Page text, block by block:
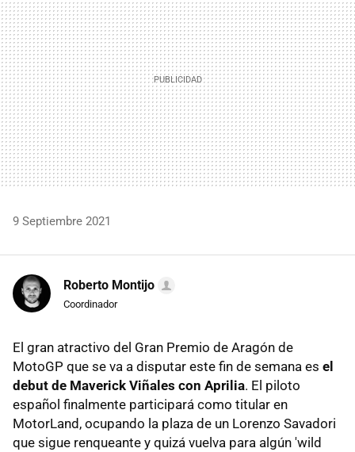
9 Septiembre 2021
Roberto Montijo
Coordinador
El gran atractivo del Gran Premio de Aragón de
MotoGP que se va a disputar este fin de semana es el
debut de Maverick Viñales con Aprilia. El piloto
español finalmente participará como titular en
MotorLand, ocupando la plaza de un Lorenzo Savadori
que sigue renqueante y quizá vuelva para algún 'wild